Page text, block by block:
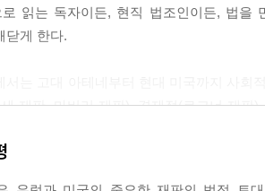
로 읽는 독자이든, 현직 법조인이든, 법을
닫게 한다.
재판, 마버리 재판), 경제적(로크너 재판
두루 포함되어 있다. 이 재판들에서